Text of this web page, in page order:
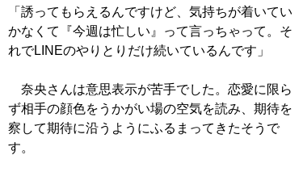
「誘ってもらえるんですけど、気持ちが着いてい
かなくて『今週は忙しい』って言っちゃって。そ
れでLINEのやりとりだけ続いているんです」
奈央さんは意思表示が苦手でした。恋愛に限ら
ず相手の顔色をうかがい場の空気を読み、期待を
察して期待に沿うようにふるまってきたそうで
す。